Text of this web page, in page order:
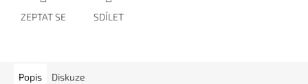
ZEPTAT SE SDÍLET
Popis Diskuze